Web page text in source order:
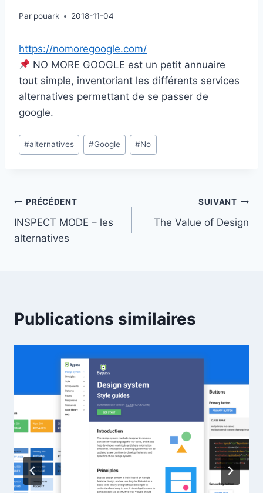
Par pouark 2018-11-04
https://nomoregoogle.com/
NO MORE GOOGLE est un petit annuaire
tout simple, inventoriant les différents services
alternatives permettant de se passer de
google.
Étiquettes
de
#alternatives #Google #No
Navigation
de
PRÉCÉDENT
INSPECT MODE – les
alternatives
SUIVANT
The Value of Design
Publications similaires